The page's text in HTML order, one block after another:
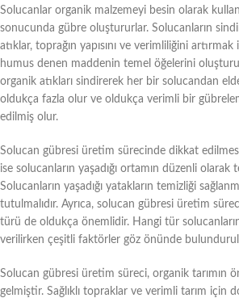
Solucanlar organik malzemeyi besin olarak
sonucunda gübre oluştururlar. Solucanların
atıklar, toprağın yapısını ve verimliliğini
humus denen maddenin temel öğelerini
organik atıkları sindirerek her bir solucandan
oldukça fazla olur ve oldukça verimli bir
edilmiş olur.
Solucan gübresi üretim sürecinde dikkat
ise solucanların yaşadığı ortamın düzenli olarak
Solucanların yaşadığı yatakların temizliği
tutulmalıdır. Ayrıca, solucan gübresi üretim
türü de oldukça önemlidir. Hangi tür
verilirken çeşitli faktörler göz önünde
Solucan gübresi üretim süreci, organik tarımın
gelmiştir. Sağlıklı topraklar ve verimli tarım için